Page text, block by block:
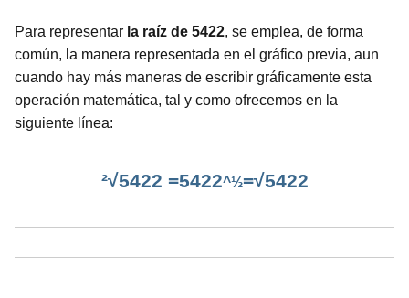
Para representar la raíz de 5422, se emplea, de forma
común, la manera representada en el gráfico previa, aun
cuando hay más maneras de escribir gráficamente esta
operación matemática, tal y como ofrecemos en la
siguiente línea:
²√5422 =5422^½=√5422